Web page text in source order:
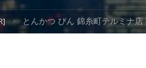
とんかつ ぴん 錦糸町テルミナ